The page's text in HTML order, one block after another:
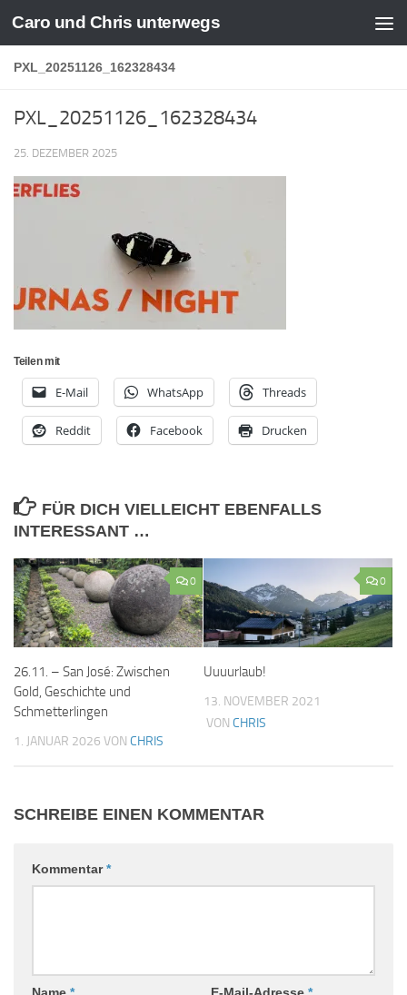
Zum Inhalt springen
Caro und Chris unterwegs
PXL_20251126_162328434
PXL_20251126_162328434
25. DEZEMBER 2025
Teilen mit
E-Mail WhatsApp Threads
Reddit Facebook Drucken
FÜR DICH VIELLEICHT EBENFALLS
INTERESSANT …
0
26.11. – San José: Zwischen
Gold, Geschichte und
Schmetterlingen
1. JANUAR 2026 VON CHRIS
0
Uuuurlaub!
13. NOVEMBER 2021
VON CHRIS
SCHREIBE EINEN KOMMENTAR
Kommentar*